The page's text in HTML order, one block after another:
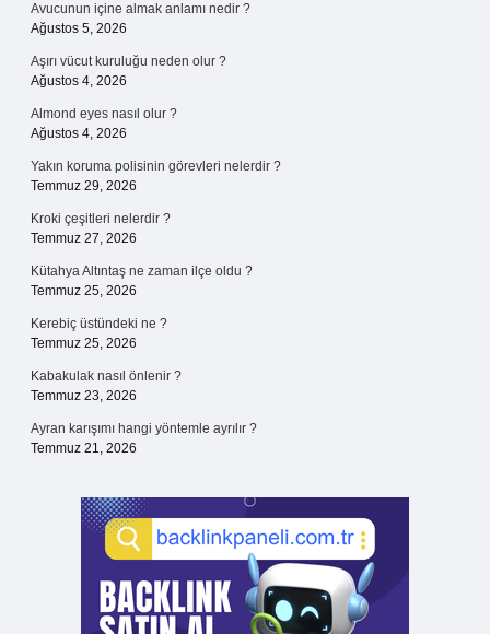
Avucunun içine almak anlamı nedir ?
Ağustos 5, 2026
Aşırı vücut kuruluğu neden olur ?
Ağustos 4, 2026
Almond eyes nasıl olur ?
Ağustos 4, 2026
Yakın koruma polisinin görevleri nelerdir ?
Temmuz 29, 2026
Kroki çeşitleri nelerdir ?
Temmuz 27, 2026
Kütahya Altıntaş ne zaman ilçe oldu ?
Temmuz 25, 2026
Kerebiç üstündeki ne ?
Temmuz 25, 2026
Kabakulak nasıl önlenir ?
Temmuz 23, 2026
Ayran karışımı hangi yöntemle ayrılır ?
Temmuz 21, 2026